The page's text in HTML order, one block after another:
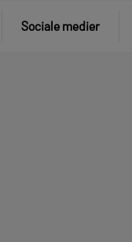
Sociale medier